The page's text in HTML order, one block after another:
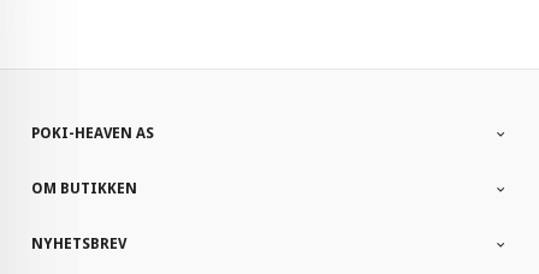
POKI-HEAVEN AS
OM BUTIKKEN
NYHETSBREV